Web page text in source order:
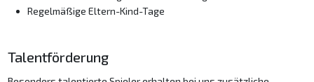
Regelmäßige Eltern-Kind-Tage
Talentförderung